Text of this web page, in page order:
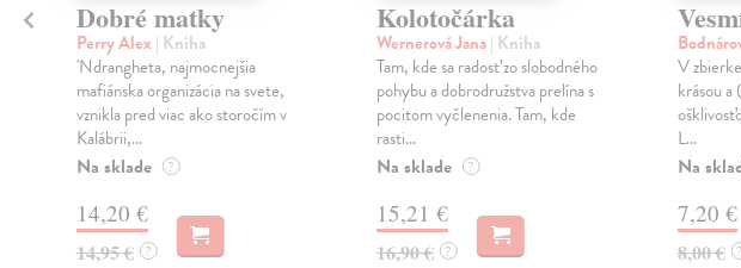
Dobré matky
Perry Alex | Kniha
'Ndrangheta, najmocnejšia
mafiánska organizácia na svete,
vznikla pred viac ako storočím v
Kalábrii,...
Na sklade ?
14,20 €
14,95 € ?
Kolotočárka
Wernerová Jana| Kniha
Tam, kde sa radosť zo slobodného
pohybu a dobrodružstva prelína s
pocitom vyčlenenia. Tam, kde
rasti...
Na sklade ?
15,21 €
16,90 € ?
V
krásou
L...
Na
7,20 €
8,00 € ?